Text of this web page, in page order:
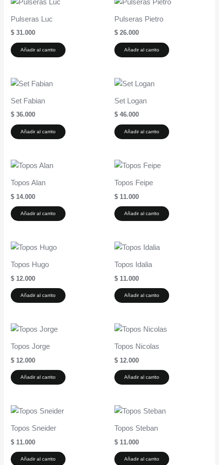
Pulseras Luc
$ 31.000
Añadir al carrito
Pulseras Pietro
$ 26.000
Añadir al carrito
Set Fabian
$ 36.000
Añadir al carrito
Set Logan
$ 46.000
Añadir al carrito
Topos Alan
$ 14.000
Añadir al carrito
Topos Feipe
$ 11.000
Añadir al carrito
Topos Hugo
$ 12.000
Añadir al carrito
Topos Idalia
$ 11.000
Añadir al carrito
Topos Jorge
$ 12.000
Añadir al carrito
Topos Nicolas
$ 12.000
Añadir al carrito
Topos Sneider
$ 11.000
Añadir al carrito
Topos Steban
$ 11.000
Añadir al carrito